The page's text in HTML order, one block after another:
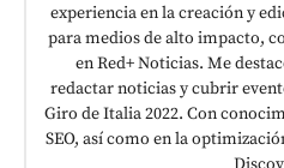
experiencia en la creación y
para medios de alto impacto,
en Red+ Noticias. Me
redactar noticias y cubrir
Giro de Italia 2022. Con
SEO, así como en la